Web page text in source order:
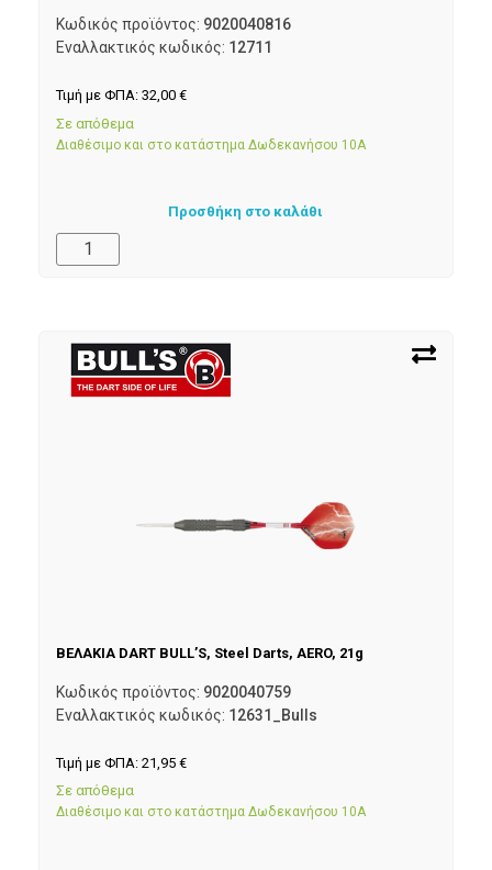
Κωδικός προϊόντος: 9020040816
Εναλλακτικός κωδικός: 12711
Τιμή με ΦΠΑ: 32,00 €
Σε απόθεμα
Διαθέσιμο και στο κατάστημα Δωδεκανήσου 10Α
Προσθήκη στο καλάθι
ΒΕΛΑΚΙΑ DART BULL’S, Steel Darts, AERO, 21g
Κωδικός προϊόντος: 9020040759
Εναλλακτικός κωδικός: 12631_Bulls
Τιμή με ΦΠΑ: 21,95 €
Σε απόθεμα
Διαθέσιμο και στο κατάστημα Δωδεκανήσου 10Α